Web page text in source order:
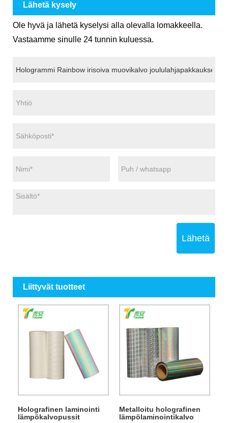
Lähetä kysely
Ole hyvä ja lähetä kyselysi alla olevalla lomakkeella.
Vastaamme sinulle 24 tunnin kuluessa.
Lähetä
Liittyvät tuotteet
Holografinen laminointi
lämpökalvopussit
Metalloitu holografinen
lämpölaminointikalvo